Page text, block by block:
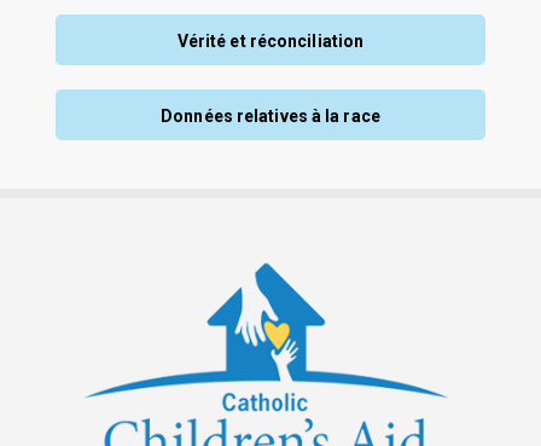
Vérité et réconciliation
Données relatives à la race